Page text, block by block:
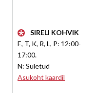
SIRELI KOHVIK
E, T, K, R, L, P: 12:00-
17:00.
N: Suletud
Asukoht kaardil